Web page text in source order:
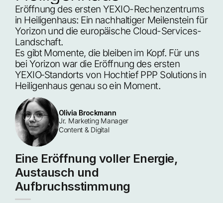
Eröffnung des ersten YEXIO-Rechenzentrums
in Heiligenhaus: Ein nachhaltiger Meilenstein für
Yorizon und die europäische Cloud-Services-
Landschaft.
Es gibt Momente, die bleiben im Kopf. Für uns
bei Yorizon war die Eröffnung des ersten
YEXIO‑Standorts von Hochtief PPP Solutions in
Heiligenhaus genau so ein Moment.
Olivia Brockmann
Jr. Marketing Manager
Content & Digital
Eine Eröffnung voller Energie,
Austausch und
Aufbruchsstimmung